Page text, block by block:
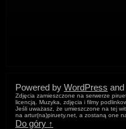
Powered by WordPress and
Zdjęcia zamieszczone na serwerze
licencją. Muzyka, zdjęcia i filmy
Jeśli uważasz, że umieszczone na tej
na artur(na)piruety.net, a zostaną one
Do góry ↑